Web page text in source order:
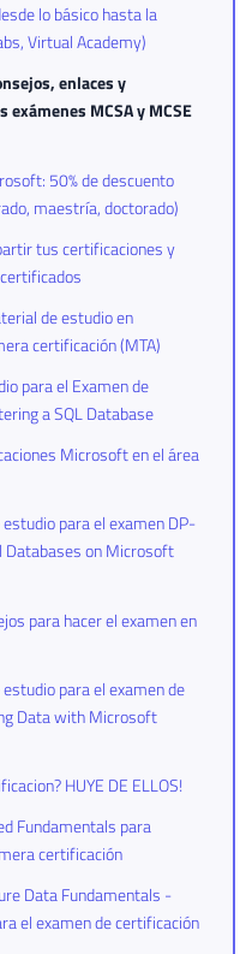
lo básico hasta la
Virtual Academy)
enlaces y
MCSA y MCSE
50% de descuento
maestría, doctorado)
tus certificaciones y
de estudio en
certificación (MTA)
para el Examen de
a SQL Database
Microsoft en el área
para el examen DP-
on Microsoft
para hacer el examen en
para el examen de
Data with Microsoft
HUYE DE ELLOS!
Fundamentals para
certificación
Data Fundamentals -
el examen de certificación